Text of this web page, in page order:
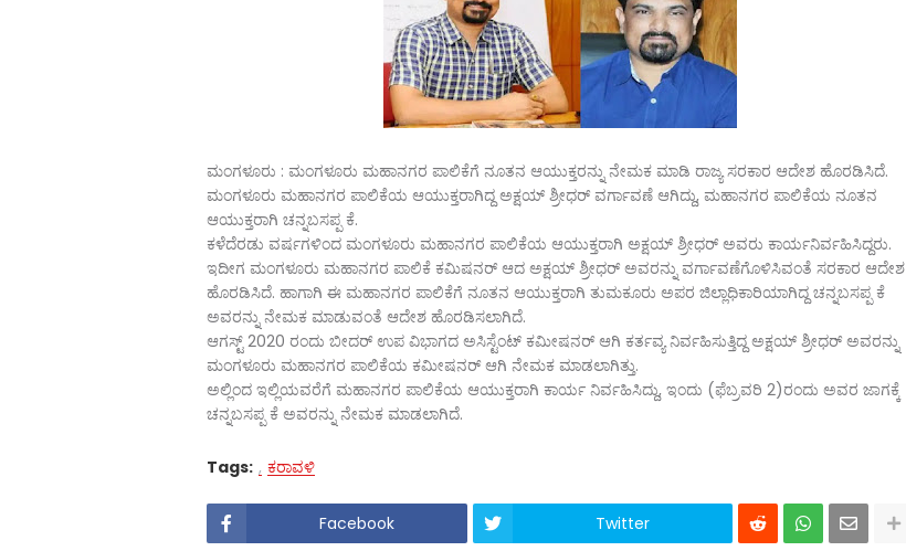
ಮಂಗಳೂರು : ಮಂಗಳೂರು ಮಹಾನಗರ ಪಾಲಿಕೆಗೆ ನೂತನ ಆಯುಕ್ತರನ್ನು ನೇಮಕ ಮಾಡಿ ರಾಜ್ಯ ಸರಕಾರ ಆದೇಶ ಹೊರಡಿಸಿದೆ.
ಮಂಗಳೂರು ಮಹಾನಗರ ಪಾಲಿಕೆಯ ಆಯುಕ್ತರಾಗಿದ್ದ ಅಕ್ಷಯ್‌ ಶ್ರೀಧರ್‌ ವರ್ಗಾವಣೆ ಆಗಿದ್ದು, ಮಹಾನಗರ ಪಾಲಿಕೆಯ ನೂತನ
ಆಯುಕ್ತರಾಗಿ ಚನ್ನಬಸಪ್ಪ ಕೆ.
ಕಳೆದೆರಡು ವರ್ಷಗಳಿಂದ ಮಂಗಳೂರು ಮಹಾನಗರ ಪಾಲಿಕೆಯ ಆಯುಕ್ತರಾಗಿ ಅಕ್ಷಯ್‌ ಶ್ರೀಧರ್‌ ಅವರು ಕಾರ್ಯನಿರ್ವಹಿಸಿದ್ದರು.
ಇದೀಗ ಮಂಗಳೂರು ಮಹಾನಗರ ಪಾಲಿಕೆ ಕಮಿಷನರ್‌ ಆದ ಅಕ್ಷಯ್‌ ಶ್ರೀಧರ್‌ ಅವರನ್ನು ವರ್ಗಾವಣೆಗೊಳಿಸಿವಂತೆ ಸರಕಾರ ಆದೇಶ
ಹೊರಡಿಸಿದೆ. ಹಾಗಾಗಿ ಈ ಮಹಾನಗರ ಪಾಲಿಕೆಗೆ ನೂತನ ಆಯುಕ್ತರಾಗಿ ತುಮಕೂರು ಅಪರ ಜಿಲ್ಲಾಧಿಕಾರಿಯಾಗಿದ್ದ ಚನ್ನಬಸಪ್ಪ ಕೆ
ಅವರನ್ನು ನೇಮಕ ಮಾಡುವಂತೆ ಆದೇಶ ಹೊರಡಿಸಲಾಗಿದೆ.
ಆಗಸ್ಟ್‌ 2020 ರಂದು ಬೀದರ್‌ ಉಪ ವಿಭಾಗದ ಅಸಿಸ್ಟೆಂಟ್‌ ಕಮೀಷನರ್‌ ಆಗಿ ಕರ್ತವ್ಯ ನಿರ್ವಹಿಸುತ್ತಿದ್ದ ಅಕ್ಷಯ್‌ ಶ್ರೀಧರ್‌ ಅವರನ್ನು
ಮಂಗಳೂರು ಮಹಾನಗರ ಪಾಲಿಕೆಯ ಕಮೀಷನರ್‌ ಆಗಿ ನೇಮಕ ಮಾಡಲಾಗಿತ್ತು.
ಅಲ್ಲಿಂದ ಇಲ್ಲಿಯವರೆಗೆ ಮಹಾನಗರ ಪಾಲಿಕೆಯ ಆಯುಕ್ತರಾಗಿ ಕಾರ್ಯ ನಿರ್ವಹಿಸಿದ್ದು, ಇಂದು (ಫೆಬ್ರವರಿ 2)ರಂದು ಅವರ ಜಾಗಕ್ಕೆ
ಚನ್ನಬಸಪ್ಪ ಕೆ ಅವರನ್ನು ನೇಮಕ ಮಾಡಲಾಗಿದೆ.
Tags: ಕರಾವಳಿ
Facebook Twitter